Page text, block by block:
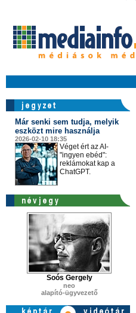
Már senki sem tudja, melyik
eszközt mire használja
2026-02-10 18:35
Véget ért az AI-
"ingyen ebéd":
reklámokat kap a
ChatGPT.
Soós Gergely
neo
alapító-ügyvezető